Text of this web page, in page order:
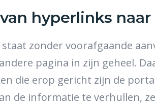
hyperlinks
staat zonder voorafgaande
pagina in zijn geheel.
die erop gericht zijn de
de informatie te verhullen,